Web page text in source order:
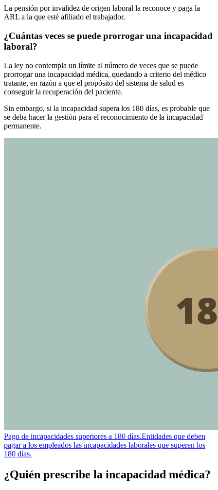
La pensión por invalidez de origen laboral la reconoce y paga la
ARL a la que esté afiliado el trabajador.
¿Cuántas veces se puede prorrogar una incapacidad
laboral?
La ley no contempla un límite al número de veces que se puede
prorrogar una incapacidad médica, quedando a criterio del médico
tratante, en razón a que el propósito del sistema de salud es
conseguir la recuperación del paciente.
Sin embargo, si la incapacidad supera los 180 días, es probable que
se deba hacer la gestión para el reconocimiento de la incapacidad
permanente.
Pago de incapacidades superiores a 180 días.Entidades que deben
pagar a los empleados las incapacidades laborales que superen los
180 días.
¿Quién prescribe la incapacidad médica?